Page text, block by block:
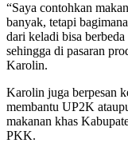
“Saya contohkan
banyak, tetapi
dari keladi bisa
sehingga di pasaran
Karolin.
Karolin juga berpesan
membantu UP2K
makanan khas
PKK.